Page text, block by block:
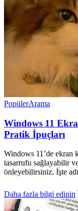
PopülerArama
Windows 11
Pratik İpuçları
Windows 11’de ekran
tasarrufu sağlayabilir
önleyebilirsiniz. İşte
Daha fazla bilgi edinin